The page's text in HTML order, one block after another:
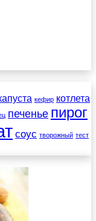
кефир котлета
печенье пирог
соус творожный тест